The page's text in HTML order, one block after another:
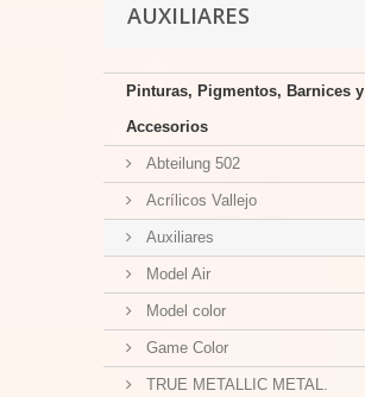
AUXILIARES
Pinturas, Pigmentos, Barnices y
Accesorios
Abteilung 502
Acrílicos Vallejo
Auxiliares
Model Air
Model color
Game Color
TRUE METALLIC METAL.